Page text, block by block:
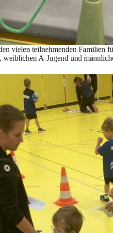
vielen teilnehmenden Familien
A-Jugend und